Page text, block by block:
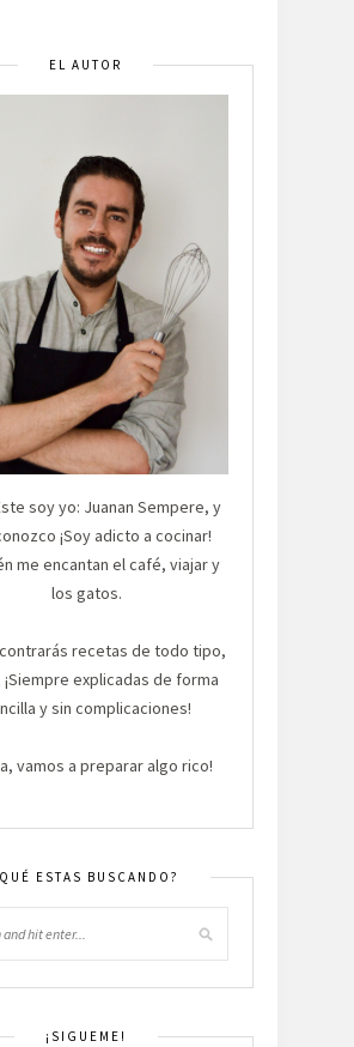
EL AUTOR
soy yo: Juanan Sempere, y
¡Soy adicto a cocinar!
me encantan el café, viajar y
los gatos.
recetas de todo tipo,
explicadas de forma
y sin complicaciones!
vamos a preparar algo rico!
ESTAS BUSCANDO?
¡SIGUEME!